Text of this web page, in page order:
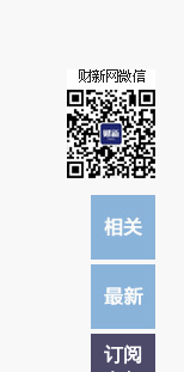
订阅